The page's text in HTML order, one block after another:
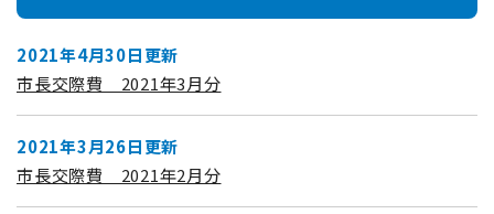
2021年4月30日更新
市長交際費 2021年3月分
2021年3月26日更新
市長交際費 2021年2月分